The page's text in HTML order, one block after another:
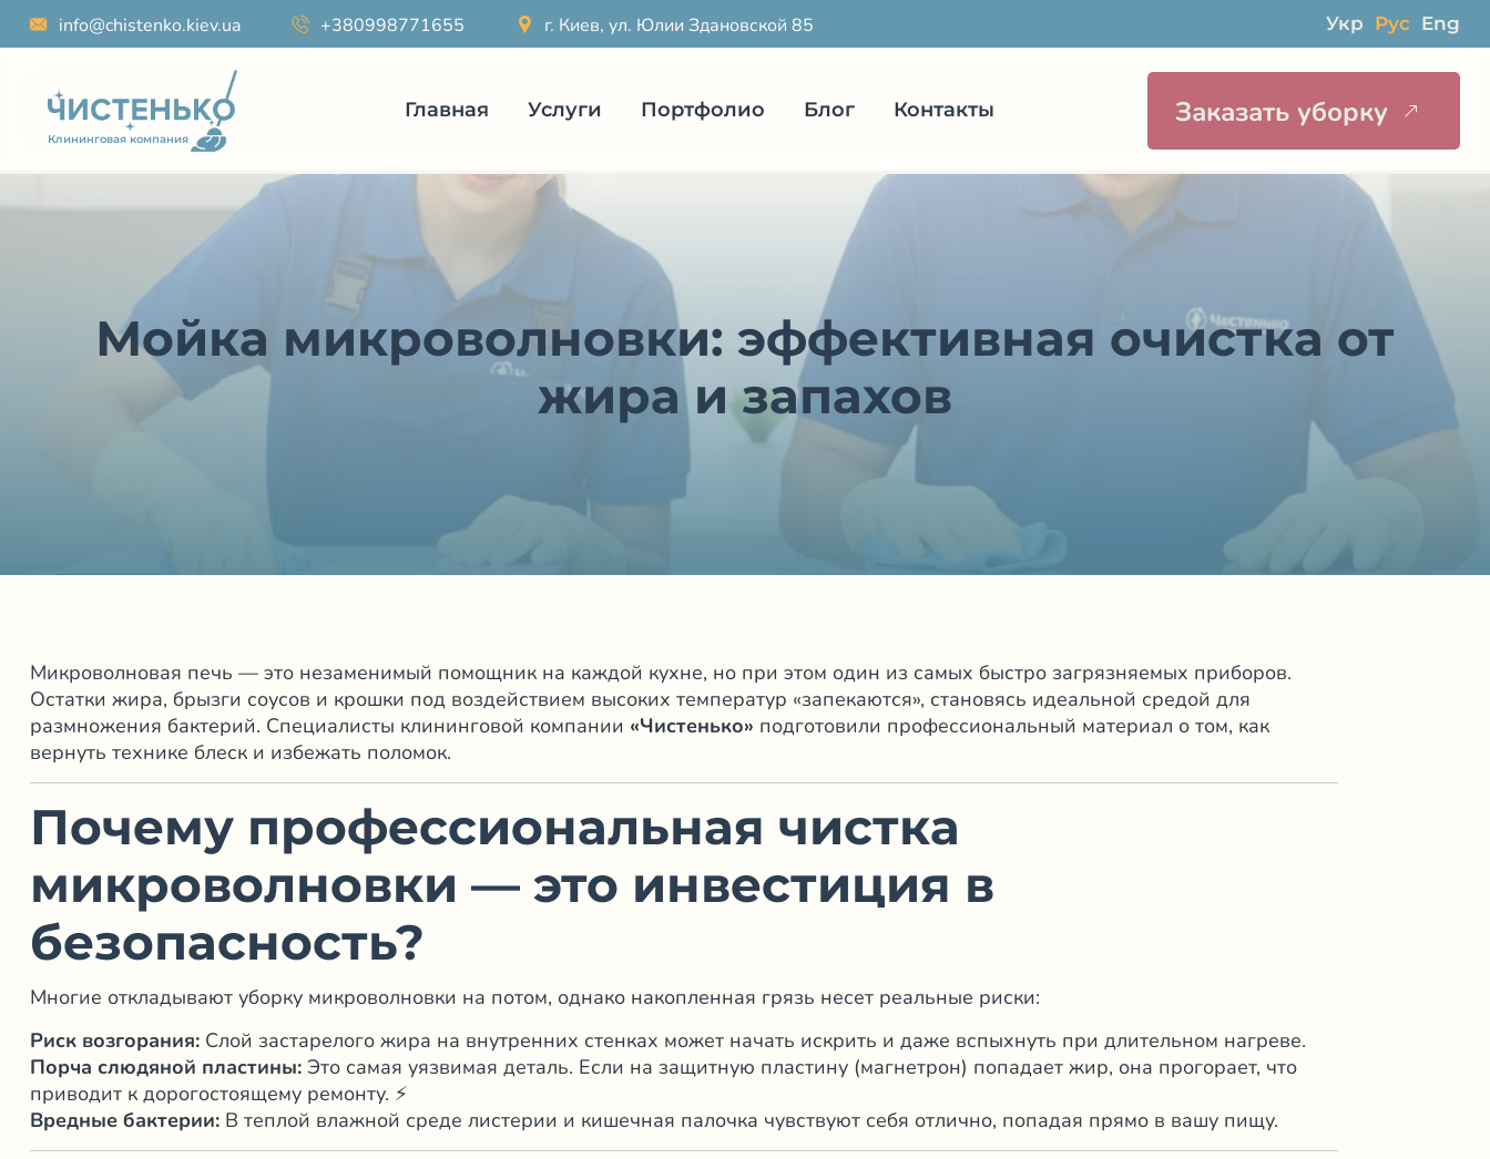
info@chistenko.kiev.ua +380998771655 г. Киев, ул. Юлии Здановской 85 Укр Рус Eng
Клининговая компания
Главная Услуги Портфолио Блог Контакты Заказать уборку
Мойка микроволновки: эффективная очистка от
жира и запахов
Микроволновая печь — это незаменимый помощник на каждой кухне, но при этом один из самых быстро загрязняемых приборов.
Остатки жира, брызги соусов и крошки под воздействием высоких температур «запекаются», становясь идеальной средой для
размножения бактерий. Специалисты клининговой компании «Чистенько» подготовили профессиональный материал о том, как
вернуть технике блеск и избежать поломок.
Почему профессиональная чистка
микроволновки — это инвестиция в
безопасность?
Многие откладывают уборку микроволновки на потом, однако накопленная грязь несет реальные риски:
Риск возгорания: Слой застарелого жира на внутренних стенках может начать искрить и даже вспыхнуть при длительном нагреве.
Порча слюдяной пластины: Это самая уязвимая деталь. Если на защитную пластину (магнетрон) попадает жир, она прогорает, что
приводит к дорогостоящему ремонту. ⚡
Вредные бактерии: В теплой влажной среде листерии и кишечная палочка чувствуют себя отлично, попадая прямо в вашу пищу.